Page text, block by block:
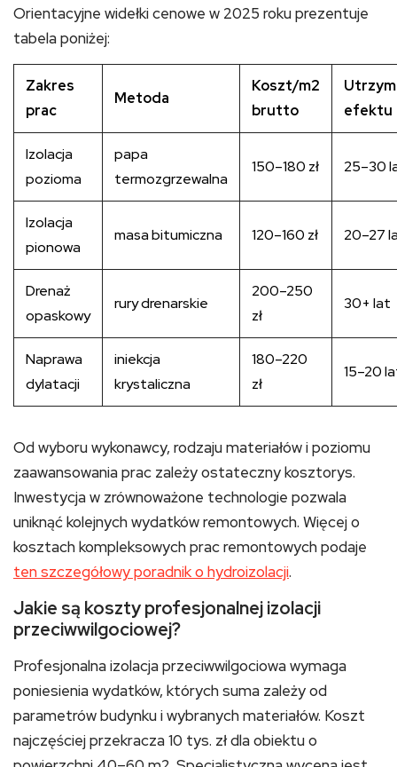
Orientacyjne widełki cenowe w 2025 roku prezentuje
tabela poniżej:
Zakres
prac
Metoda
Koszt/m2
brutto
efektu
Izolacja
pozioma
papa
termozgrzewalna
150–180 zł 25–30
Izolacja
pionowa
masa bitumiczna 120–160 zł 20–27
Drenaż
opaskowy
rury drenarskie
200–250
zł
30+ lat
Naprawa
dylatacji
iniekcja
krystaliczna
180–220
zł
15–20
Od wyboru wykonawcy, rodzaju materiałów i poziomu
zaawansowania prac zależy ostateczny kosztorys.
Inwestycja w zrównoważone technologie pozwala
uniknąć kolejnych wydatków remontowych. Więcej o
kosztach kompleksowych prac remontowych podaje
ten szczegółowy poradnik o hydroizolacji.
Jakie są koszty profesjonalnej izolacji
przeciwwilgociowej?
Profesjonalna izolacja przeciwwilgociowa wymaga
poniesienia wydatków, których suma zależy od
parametrów budynku i wybranych materiałów. Koszt
najczęściej przekracza 10 tys. zł dla obiektu o